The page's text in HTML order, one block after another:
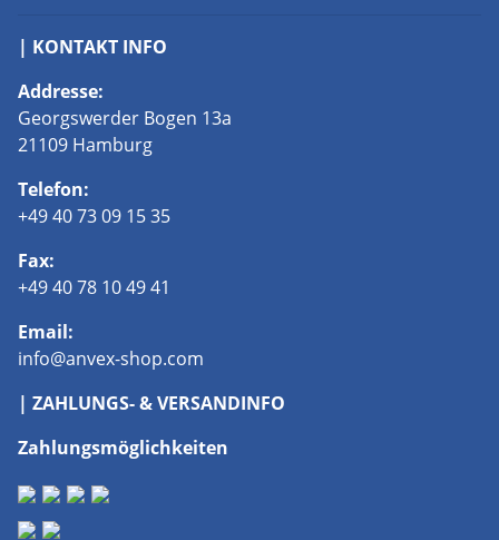
| KONTAKT INFO
Addresse:
Georgswerder Bogen 13a
21109 Hamburg
Telefon:
+49 40 73 09 15 35
Fax:
+49 40 78 10 49 41
Email:
info@anvex-shop.com
| ZAHLUNGS- & VERSANDINFO
Zahlungsmöglichkeiten